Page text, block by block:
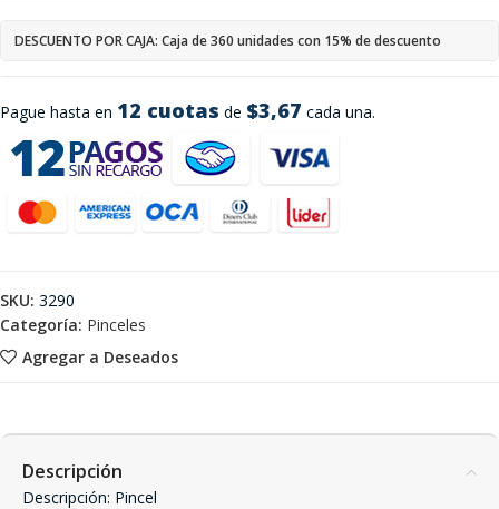
Pague hasta en 12 cuotas de $3,67 cada una.
DESCUENTO POR CAJA: Caja de 360 unidades con 15% de descuento
Agregar a Deseados
SKU: 3290
Categoría: Pinceles
Descripción
Descripción: Pincel